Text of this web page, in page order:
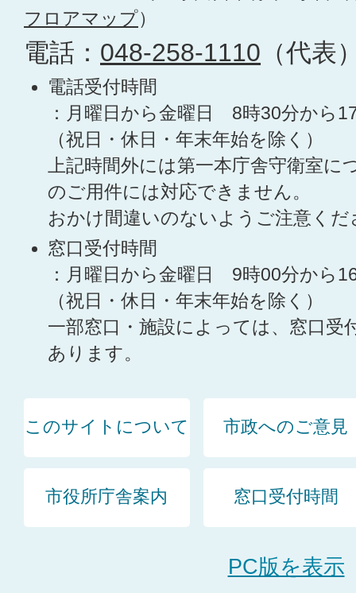
フロアマップ）
電話： 048-258-1110 （代表
電話受付時間
：月曜日から金曜日 8時30分から
（祝日・休日・年末年始を除く）
上記時間外には第一本庁舎守衛室に
のご用件には対応できません。
おかけ間違いのないようご注意くだ
窓口受付時間
：月曜日から金曜日 9時00分から
（祝日・休日・年末年始を除く）
一部窓口・施設によっては、窓口受
あります。
このサイトについて 市政へのご意見
市役所庁舎案内 窓口受付時間
PC版を表示